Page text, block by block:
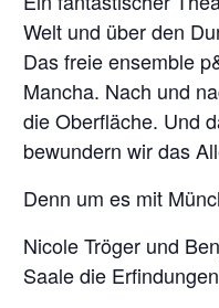
Welt und über den
Das freie ensemble
Mancha. Nach und
die Oberfläche. Und
bewundern wir das
Denn um es mit
Nicole Tröger und
Saale die